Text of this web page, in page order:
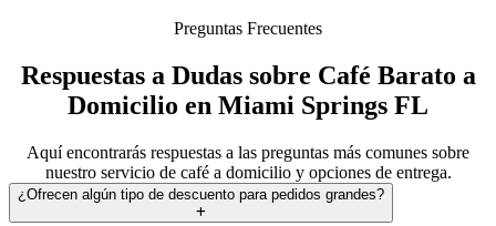
Preguntas Frecuentes
Respuestas a Dudas sobre Café Barato a
Domicilio en Miami Springs FL
Aquí encontrarás respuestas a las preguntas más comunes sobre
nuestro servicio de café a domicilio y opciones de entrega.
¿Ofrecen algún tipo de descuento para pedidos grandes?